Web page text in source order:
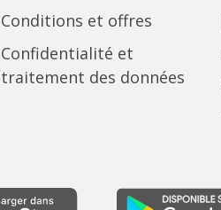
Conditions et offres
Confidentialité et
traitement des données